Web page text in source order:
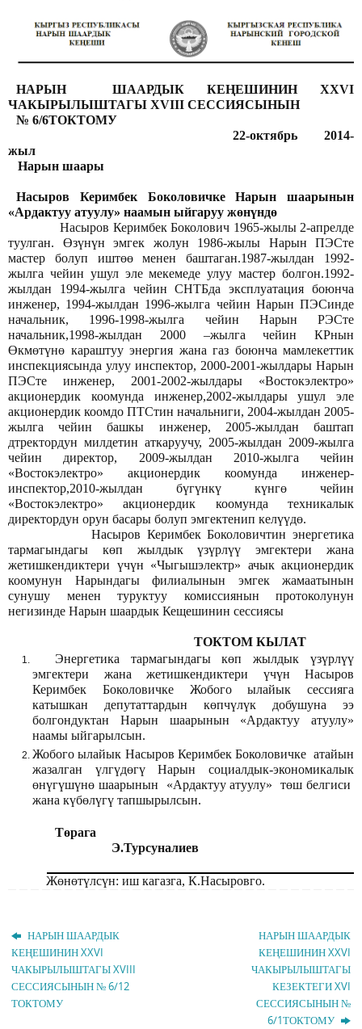
НАРЫН ШААРДЫК КЕҢЕШИНИН XXVI
ЧАКЫРЫЛЫШТАГЫ XVIII СЕССИЯСЫНЫН
№ 6/6ТОКТОМУ
22-октябрь 2014-
жыл
Нарын шаары
Насыров Керимбек Боколовичке Нарын шаарынын
«Ардактуу атуулу» наамын ыйгаруу жөнүндө
Насыров Керимбек Боколович 1965-жылы 2-апрелде
туулган. Өзүнүн эмгек жолун 1986-жылы Нарын ПЭСте
мастер болуп иштөө менен баштаган.1987-жылдан 1992-
жылга чейин ушул эле мекемеде улуу мастер болгон.1992-
жылдан 1994-жылга чейин СНТБда эксплуатация боюнча
инженер, 1994-жылдан 1996-жылга чейин Нарын ПЭСинде
начальник, 1996-1998-жылга чейин Нарын РЭСте
начальник,1998-жылдан 2000 –жылга чейин КРнын
Өкмөтүнө караштуу энергия жана газ боюнча мамлекеттик
инспекциясында улуу инспектор, 2000-2001-жылдары Нарын
ПЭСте инженер, 2001-2002-жылдары «Востокэлектро»
акционердик коомунда инженер,2002-жылдары ушул эле
акционердик коомдо ПТСтин начальниги, 2004-жылдан 2005-
жылга чейин башкы инженер, 2005-жылдан баштап
дтректордун милдетин аткаруучу, 2005-жылдан 2009-жылга
чейин директор, 2009-жылдан 2010-жылга чейин
«Востокэлектро» акционердик коомунда инженер-
инспектор,2010-жылдан бүгүнкү күнгө чейин
«Востокэлектро» акционердик коомунда техникалык
директордун орун басары болуп эмгектенип келүүдө.
Насыров Керимбек Боколовичтин энергетика
тармагындагы көп жылдык үзүрлүү эмгектери жана
жетишкендиктери үчүн «Чыгышэлектр» ачык акционердик
коомунун Нарындагы филиалынын эмгек жамаатынын
сунушу менен туруктуу комиссиянын протоколунун
негизинде Нарын шаардык Кещешинин сессиясы
ТОКТОМ КЫЛАТ
Энергетика тармагындагы көп жылдык үзүрлүү
эмгектери жана жетишкендиктери үчүн Насыров
Керимбек Боколовичке Жобого ылайык сессияга
катышкан депутаттардын көпчүлүк добушуна ээ
болгондуктан Нарын шаарынын «Ардактуу атуулу»
наамы ыйгарылсын.
Жобого ылайык Насыров Керимбек Боколовичке атайын
жазалган үлгүдөгү Нарын социалдык-экономикалык
өнүгүшүнө шаарынын «Ардактуу атуулу» төш белгиси
жана күбөлүгү тапшырылсын.
Төрага
Э.Турсуналиев
Жөнөтүлсүн: иш кагазга, К.Насыровго.
НАРЫН ШААРДЫК
КЕҢЕШИНИН XXVI
ЧАКЫРЫЛЫШТАГЫ XVIII
СЕССИЯСЫНЫН № 6/12
ТОКТОМУ
НАРЫН ШААРДЫК
КЕҢЕШИНИН XXVI
ЧАКЫРЫЛЫШТАГЫ
КЕЗЕКТЕГИ XVI
СЕССИЯСЫНЫН №
6/1ТОКТОМУ